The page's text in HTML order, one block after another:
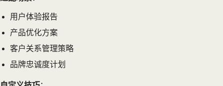
用户体验报告
产品优化方案
客户关系管理策略
品牌忠诚度计划